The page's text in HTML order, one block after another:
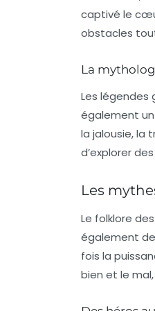
captivé le
obstacles
La
Les légendes
également
la jalousie, la
d’explorer
Les
Le folklore
également
fois la
bien et le mal